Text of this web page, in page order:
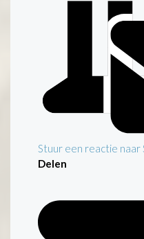
Stuur een reactie naar
Delen